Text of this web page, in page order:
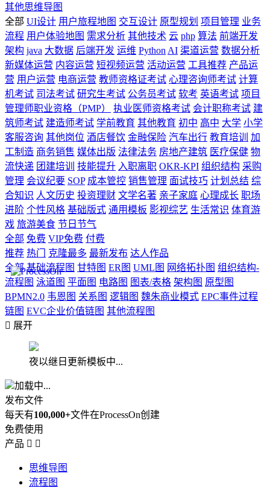
其他思维导图
全部 UI设计 用户旅程地图 交互设计 原型规划 项目管理 业务
流程 用户体验地图 需求分析 其他技术 云 php 算法 前端开发
架构 java 大数据 后端开发 运维 Python AI 渠道运营 数据分析
新媒体运营 内容运营 短视频运营 活动运营 工具推荐 产品运
营 用户运营 电商运营 教师资格证考试 心理咨询师考试 计算
机考试 司法考试 研究生考试 公务员考试 软考 英语考试 项目
管理师职业资格（PMP）
执业医师资格考试 会计职称考试 建
筑师考试 建造师考试 学前教育 其他教育 初中 高中 大学 小学
客服咨询 其他岗位 酒店餐饮 金融保险 汽车出行 教育培训
加
工制造 商务销售 媒体出版 法律法务 房地产建筑 医疗保健 物
流快递 团建培训 技能提升 入职离职 OKR-KPI 组织结构 采购
管理 会议纪要 SOP 成本管控 销售管理 面试技巧 计划总结 综
合知识 人文历史 投资理财 文学名著 亲子家庭 心理成长 职场
进阶 个性风格 基础版式 通用模板 影视综艺 生活常识 体育游
戏 旅游美食 节日节气
全部 免费 VIP免费 付费
推荐 热门 克隆最多 最新发布 达人作品
全部 基础流程图 甘特图 ER图 UML图 网络拓扑图 组织结构-
流程图 泳道图 平面图 电路图 图表/表格 架构图 原型图
BPMN2.0 韦恩图 关系图 逻辑图 魏朱商业模式 EPC事件过程
链图 EVC企业价值链图 其他流程图
 展开
夜以继日更新模板中...
加载中...
发布文件
每天有100,000+文件在ProcessOn创建
免费使用
产品  
思维导图
流程图